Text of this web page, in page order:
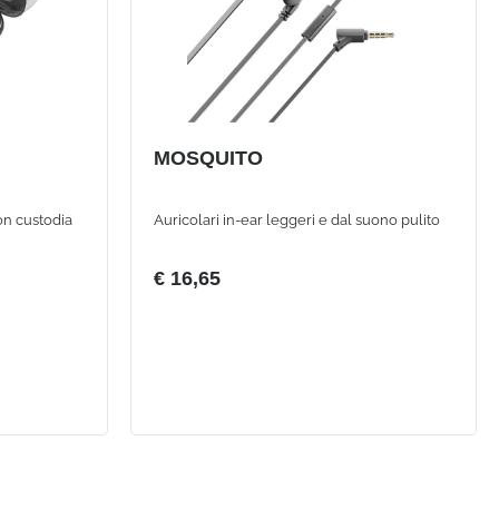
custodia
MOSQUITO
Auricolari in-ear leggeri e dal suono pulito
€ 16,65